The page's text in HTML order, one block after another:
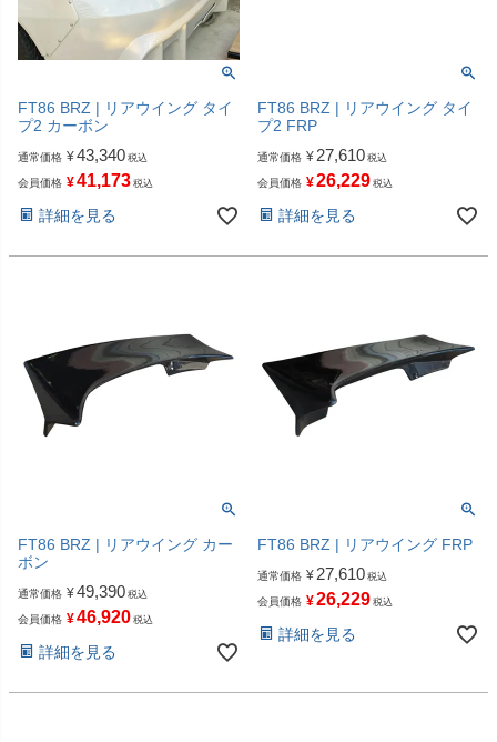
FT86 BRZ | リアウイング タイ
プ2 カーボン
通常価格 ¥43,340 税込
会員価格 ¥41,173 税込
詳細を見る
FT86 BRZ | リアウイング タイ
プ2 FRP
通常価格 ¥ 27,610 税込
会員価格 ¥26,229 税込
詳細を見る
FT86 BRZ | リアウイング カー
ボン
通常価格 ¥49,390 税込
会員価格 ¥46,920 税込
詳細を見る
FT86 BRZ | リアウイング FRP
通常価格 ¥ 27,610 税込
会員価格 ¥26,229 税込
詳細を見る